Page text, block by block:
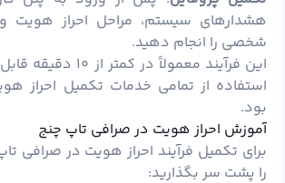
هشدارهای سیستم، مراحل احراز هویت
شخصی را انجام دهید.
این فرآیند معمولاً در
استفاده از تمامی خدمات تکمیل احراز
بود.
آموزش احراز هویت در صرافی تاپ چنج
برای تکمیل فرآیند احراز هویت در صرافی
را پشت سر بگذارید: